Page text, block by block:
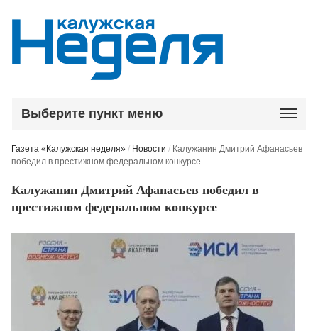
Выберите пункт меню
Газета «Калужская неделя» / Новости / Калужанин Дмитрий Афанасьев
победил в престижном федеральном конкурсе
Калужанин Дмитрий Афанасьев победил в
престижном федеральном конкурсе